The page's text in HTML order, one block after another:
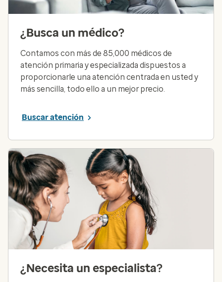
¿Busca un médico?
Contamos con más de 85,000 médicos de
atención primaria y especializada dispuestos a
proporcionarle una atención centrada en usted y
más sencilla, todo ello a un mejor precio.
Buscar atención
¿Necesita un especialista?